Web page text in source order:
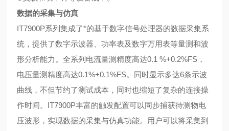
数据的采集与仿真
IT7900P系列集成了*的基于数字信号处理器的数据采集系
统，提供了数字示波器、功率表及数字万用表等量测和波
形分析能力。全系列电流量测精度高达0.1 %+0.2%FS，
电压量测精度高达0.1%+0.1%FS。同时显示多达6条示波
曲线，不但节约了测试成本，同时也缩短了复杂的连接操
作时间。IT7900P丰富的触发配置可以同步捕获待测物电
压波形，实现数据的采集与仿真功能。用户可以将采集到